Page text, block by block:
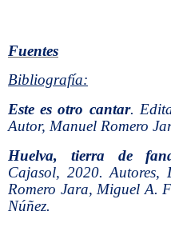
Fuentes
Bibliografía:
Este es otro cantar.
Autor, Manuel Romero
Huelva, tierra de
Cajasol, 2020. Autores,
Romero Jara, Miguel A.
Núñez.